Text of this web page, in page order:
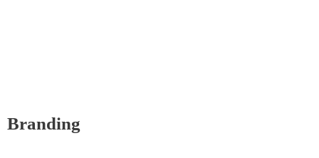
Branding